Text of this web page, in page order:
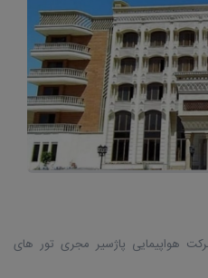
شرکت هواپیمایی پاژسیر مجری تور های